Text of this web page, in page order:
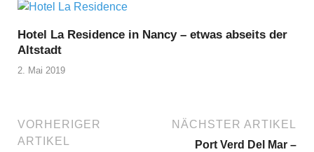
Hotel La Residence in Nancy – etwas abseits der
Altstadt
2. Mai 2019
VORHERIGER
ARTIKEL
NÄCHSTER ARTIKEL
Port Verd Del Mar –